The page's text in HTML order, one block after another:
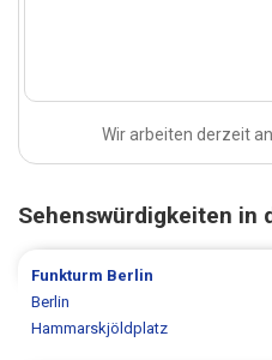
Wir arbeiten derzeit
Sehenswürdigkeiten in
Funkturm Berlin
Berlin
Hammarskjöldplatz